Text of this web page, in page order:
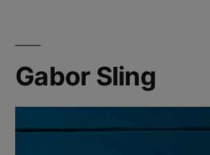
Gabor Sling